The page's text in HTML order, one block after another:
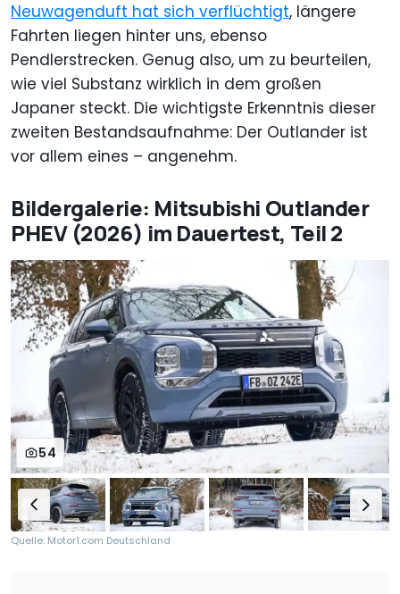
Neuwagenduft hat sich verflüchtigt, längere
Fahrten liegen hinter uns, ebenso
Pendlerstrecken. Genug also, um zu beurteilen,
wie viel Substanz wirklich in dem großen
Japaner steckt. Die wichtigste Erkenntnis dieser
zweiten Bestandsaufnahme: Der Outlander ist
vor allem eines – angenehm.
Bildergalerie: Mitsubishi Outlander
PHEV (2026) im Dauertest, Teil 2
54
Quelle: Motor1.com Deutschland